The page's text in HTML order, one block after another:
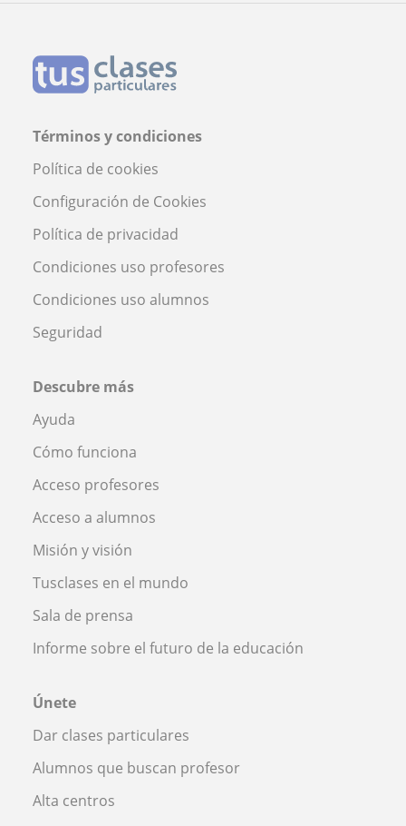
Términos y condiciones
Política de cookies
Configuración de Cookies
Política de privacidad
Condiciones uso profesores
Condiciones uso alumnos
Seguridad
Descubre más
Ayuda
Cómo funciona
Acceso profesores
Acceso a alumnos
Misión y visión
Tusclases en el mundo
Sala de prensa
Informe sobre el futuro de la educación
Únete
Dar clases particulares
Alumnos que buscan profesor
Alta centros